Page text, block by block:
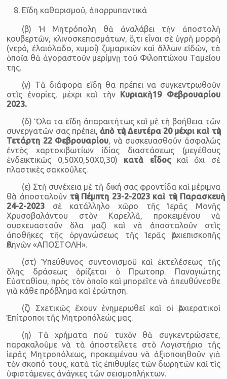
Εἴδη καθαρισμοῦ, ἀπορρυπαντικά
(β) Ἡ Μητρόπολη θὰ ἀναλάβει τὴν ἀποστολὴ
κουβερτῶν, κλινοσκε­πασμάτων, ὅ,τι εἶναι σὲ ὑγρὴ μορφὴ
(νερό, ἐλαιόλαδο, χυμοί) ζυμαρικῶν καὶ ἄλλων εἰδῶν, τὰ
ὁποῖα θὰ ἀγοραστοῦν μερίμνῃ τοῦ Φιλοπτώχου Ταμείου
της.
(γ) Τὰ διάφορα εἴδη θα πρέπει να συγκεντρωθοῦν
στὶς ἐνορίες, μέχρι καὶ τὴν
Κυριακὴ 19 Φεβρουαρίου
2023.
(δ) Ὅλα τα εἴδη ἀπαραιτήτως καὶ μὲ τὴ βοήθεια τῶν
συνεργατῶν σας πρέπει,ἀπὸ τὴν Δευτέρα 20 μέχρι καὶ τὴν
Τετάρτη 22 Φεβρουαρίου, νὰ συσκευασθοῦν ἀσφαλῶς
ἐντὸς χαρτοκιβωτίων ἰδίας διαστάσεως (μεγέθους
ἐνδεικτικῶς 0,50Χ0,50Χ0,30) κατὰ εἶδοςκαὶ ὄχι σὲ
πλαστικὲς σακκοῦλες.
(ε) Στὴ συνέχεια μὲ τὴ δική σας φροντίδα καὶ μέριμνα
θὰ ἀποσταλοῦντὴν Πέμπτη 23-2-2023 καὶ τὴν Παρασκευὴ
24-2-2023 σὲ κατάλλη­λο χῶρο τῆς Ἱερᾶς Μονῆς
Χρυσοβαλάντου στὸν Καρελλᾶ, προκειμένου νὰ
συσκευαστοῦν ὅλα μαζὶ καὶ νὰ ἀποσταλοῦν στὶς
ἀποθῆκες τῆς ὀργανώσεως τῆς Ἱερᾶς Ἀρχιεπισκοπῆς
Ἀθηνῶν «ΑΠΟΣΤΟΛΗ».
(στ) Ὑπεύθυνος συντονισμοῦ καὶ ἐκτελέσεως τῆς
ὅλης δράσεως ὁρίζεται ὁ Πρωτοπρ. Παναγιώτης
Εὐσταθίου, πρὸς τὸν ὁποῖο καὶ μπορεῖτε νὰ ἀπευθύνεσθε
γιὰ κάθε πρόβλημα καὶ ἐρώτηση.
(ζ) Σχετικῶς ἔχουν ἐνημερωθεῖ καὶ οἱ Ἀρχιερατικοὶ
Ἐπίτροποι τῆς Μητρο­πόλεώς μας.
(η) Τὰ χρήματα ποὺ τυχὸν θὰ συγκεντρώσετε,
παρακαλοῦμε νὰ τὰ ἀποστείλετε στὸ Λογιστήριο τῆς
ἱερᾶς Μητροπόλεως, προκειμένου νὰ ἀξιοποιηθοῦν γιὰ
τὸν σκοπό τους, κατὰ τὶς ἐπιθυμίες τῶν δωρητῶν καὶ τὶς
ὑφιστάμενες ἀνάγκες τῶν σεισμοπλήκτων.